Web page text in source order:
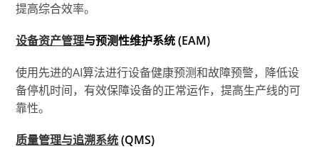
提高综合效率。
设备资产管理与预测性维护系统 (EAM)
使用先进的AI算法进行设备健康预测和故障预警，降低设
备停机时间，有效保障设备的正常运作，提高生产线的可
靠性。
质量管理与追溯系统(QMS)